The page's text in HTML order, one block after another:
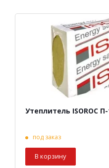
Утеплитель ISOROC
под заказ
В корзину